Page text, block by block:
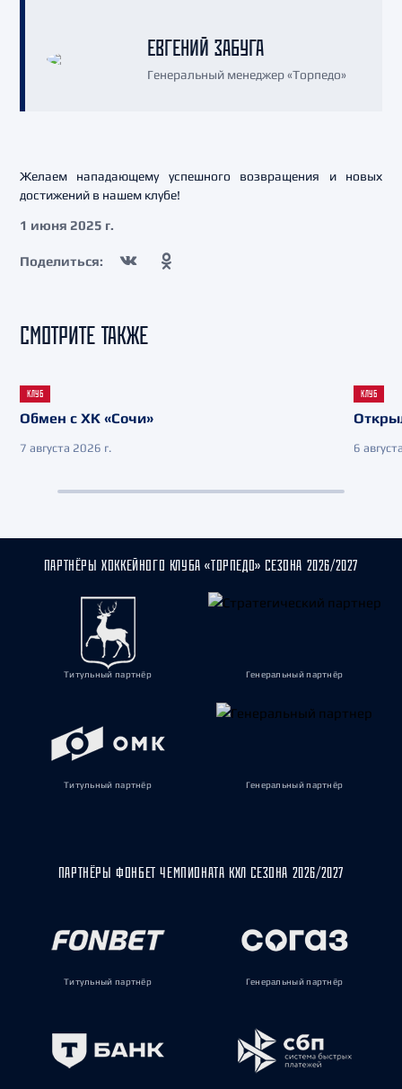
ЕВГЕНИЙ ЗАБУГА
Генеральный менеджер «Торпедо»
Желаем нападающему успешного возвращения и новых
достижений в нашем клубе!
1 июня 2025 г.
Поделиться:
СМОТРИТЕ ТАКЖЕ
КЛУБ
Обмен с ХК «Сочи»
7 августа 2026 г.
КЛУБ
6
ПАРТНЁРЫ ХОККЕЙНОГО КЛУБА «ТОРПЕДО» СЕЗОНА 2026/2027
Титульный партнёр Генеральный партнёр
Титульный партнёр Генеральный партнёр
ПАРТНЁРЫ ФОНБЕТ ЧЕМПИОНАТА КХЛ СЕЗОНА 2026/2027
Титульный партнёр Генеральный партнёр